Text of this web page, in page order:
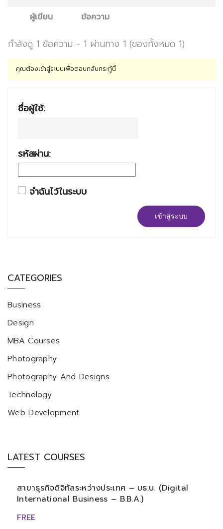
ผู้เขียน
ข้อความ
กำลังดู 1 ข้อความ - 1 ผ่านทาง 1 (ของทั้งหมด 1)
คุณต้องเข้าสู่ระบบเพื่อตอบกลับกระทู้นี้
ชื่อผู้ใช้:
รหัสผ่าน:
จำฉันไว้ในระบบ
เข้าสู่ระบบ
CATEGORIES
Business
Design
MBA Courses
Photography
Photography And Designs
Technology
Web Development
LATEST COURSES
สาขาธุรกิจดิจิทัลระหว่างประเทศ – บธ.บ. (Digital
International Business – B.B.A.)
FREE